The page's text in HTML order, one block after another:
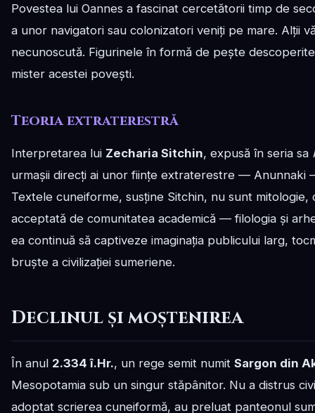
Povestea lui Oannes a fascinat cercetătorii timp de
a unor navigatori sau colonizatori veniți pe mare. Alții
necunoscută. Figurinele în formă de pește
mister acestei povești.
Teoria extraterestră
Interpretarea lui Zecharia Sitchin, expusă în seria sa
urmașii direcți ai unor ființe extraterestre —
Textele cuneiforme, susține Sitchin, nu sunt
acceptată de comunitatea academică — filologia și
ea continuă să captiveze imaginația publicului larg,
bruște a civilizației sumeriene.
Declinul și moștenirea
În anul 2.334 î.Hr., un rege semit numit Sargon din
Mesopotamia sub un singur stăpânitor. Nu a distrus
adoptat scrierea cuneiformă, au preluat panteonul